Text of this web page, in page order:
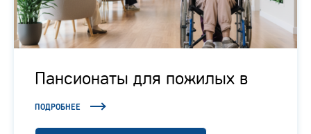
Пансионаты для пожилых в
Подмосковье
ПОДРОБНЕЕ